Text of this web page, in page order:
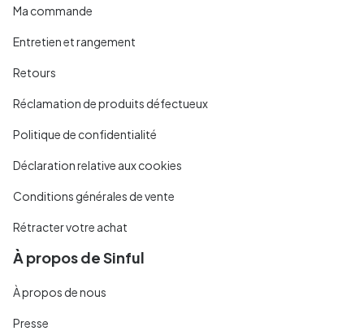
Ma commande
Entretien et rangement
Retours
Réclamation de produits défectueux
Politique de confidentialité
Déclaration relative aux cookies
Conditions générales de vente
Rétracter votre achat
À propos de Sinful
À propos de nous
Presse